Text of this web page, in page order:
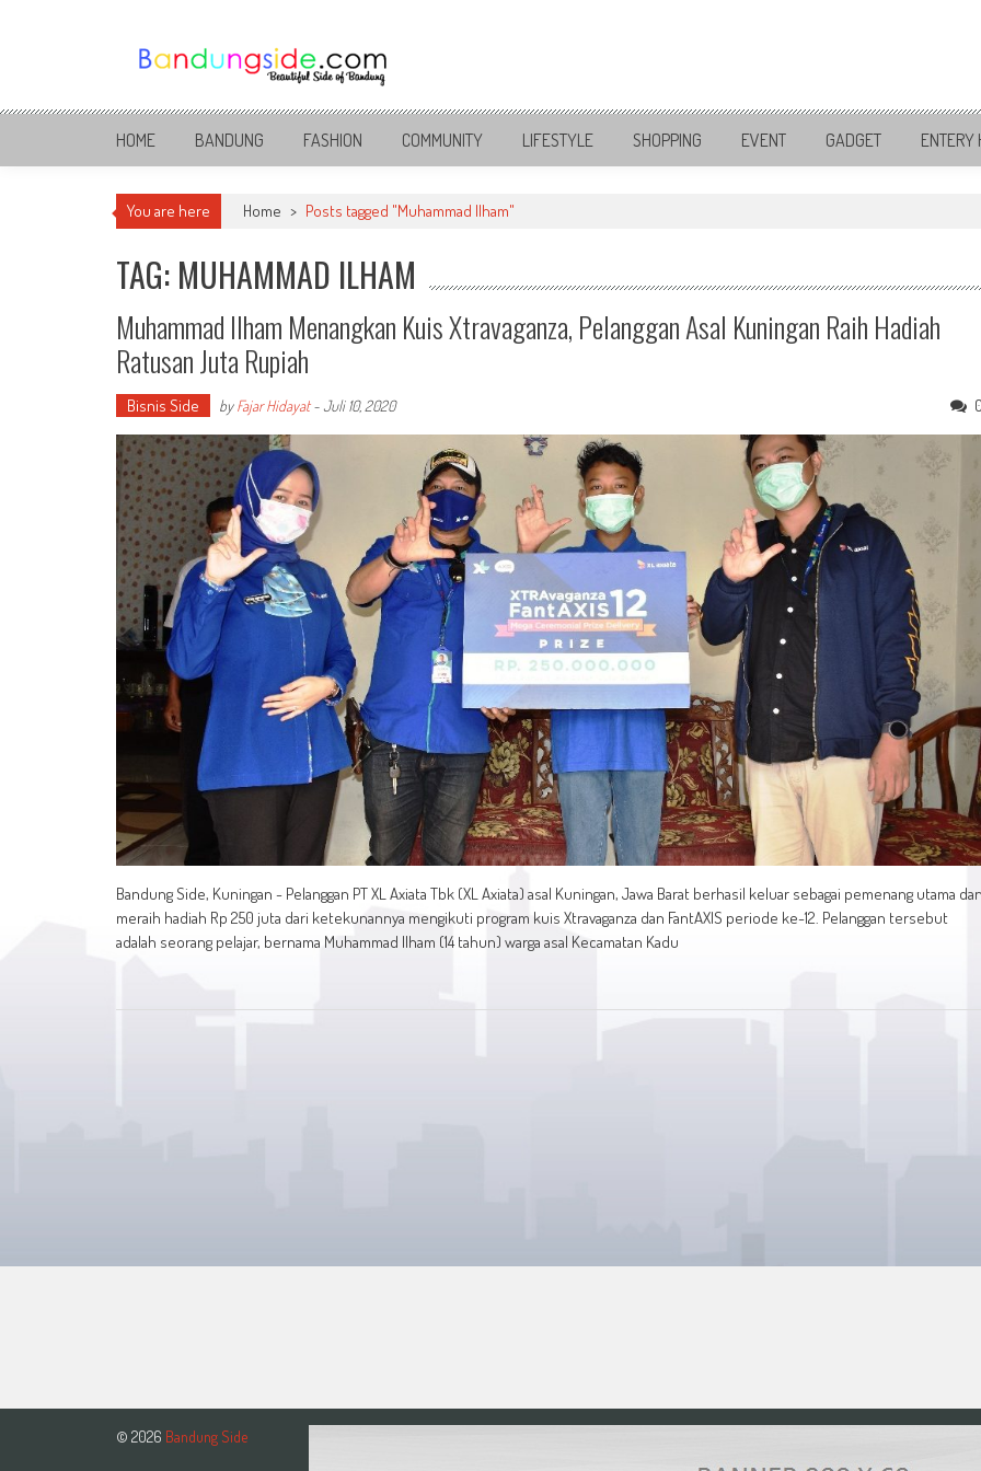
Bandung Side
Sisi Cantik Bandung
HOME BANDUNG FASHION COMMUNITY LIFESTYLE SHOPPING EVENT GADGET ENTERY
You are here Home > Posts tagged "Muhammad Ilham"
TAG: MUHAMMAD ILHAM
Muhammad Ilham Menangkan Kuis Xtravaganza, Pelanggan Asal Kuningan Raih Hadiah
Ratusan Juta Rupiah
Bisnis Side byFajar Hidayat-Juli 10, 2020
Bandung Side, Kuningan - Pelanggan PT XL Axiata Tbk (XL Axiata) asal Kuningan, Jawa Barat berhasil keluar sebagai pemenang utama
meraih hadiah Rp 250 juta dari ketekunannya mengikuti program kuis Xtravaganza dan FantAXIS periode ke-12. Pelanggan tersebut
adalah seorang pelajar, bernama Muhammad Ilham (14 tahun) warga asal Kecamatan Kadu
© 2026 Bandung Side